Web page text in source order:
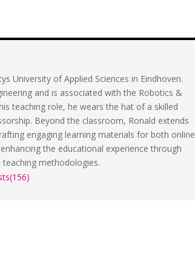
University of Applied Sciences in Eindhoven.
and is associated with the Robotics &
teaching role, he wears the hat of a skilled
Beyond the classroom, Ronald extends
engaging learning materials for both online
the educational experience through
methodologies.